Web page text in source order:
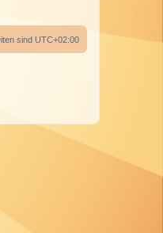
sind UTC+02:00